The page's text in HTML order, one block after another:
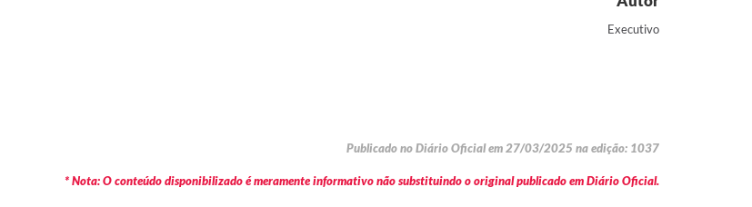
Executivo
Publicado no Diário Oficial em 27/03/2025 na edição: 1037
* Nota: O conteúdo disponibilizado é meramente informativo não substituindo o original publicado em Diário Oficial.